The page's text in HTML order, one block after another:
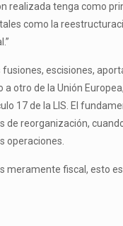
realizada tenga como
como la
escisiones,
otro de la Unión
17 de la LIS. El
reorganización,
operaciones.
fiscal, esto